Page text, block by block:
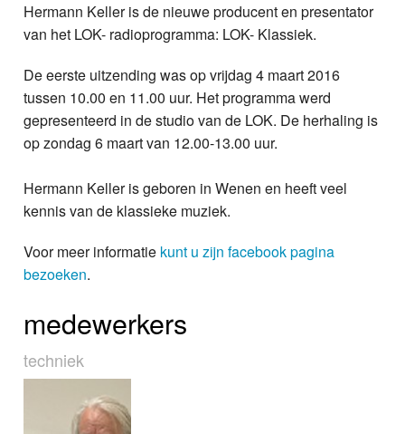
Hermann Keller is de nieuwe producent en presentator
van het LOK- radioprogramma: LOK- Klassiek.
De eerste uitzending was op vrijdag 4 maart 2016
tussen 10.00 en 11.00 uur. Het programma werd
gepresenteerd in de studio van de LOK. De herhaling is
op zondag 6 maart van 12.00-13.00 uur.
Hermann Keller is geboren in Wenen en heeft veel
kennis van de klassieke muziek.
Voor meer informatie kunt u zijn facebook pagina
bezoeken.
medewerkers
techniek